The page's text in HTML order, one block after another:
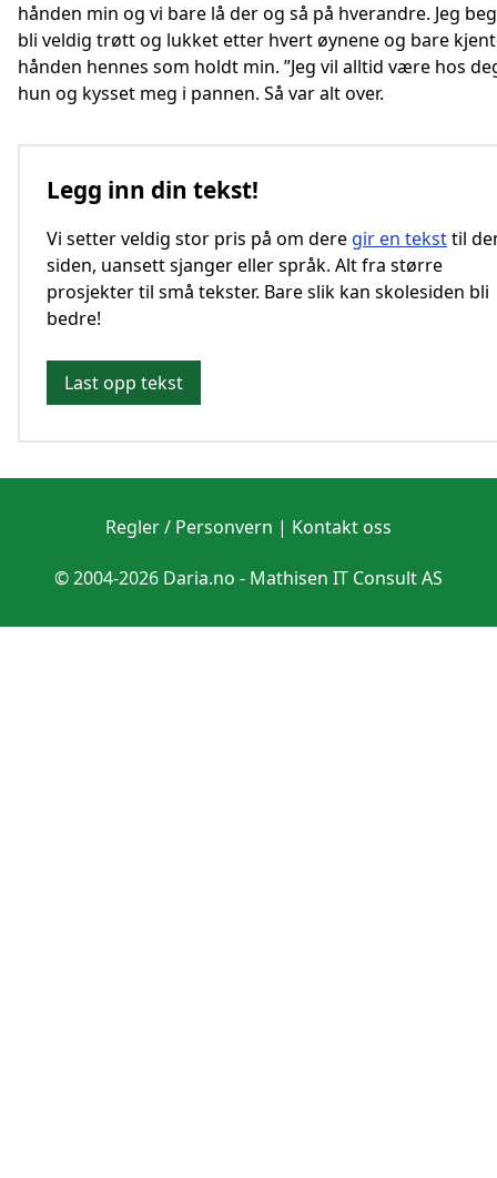
hånden min og vi bare lå der og så på hverandre. Jeg
bli veldig trøtt og lukket etter hvert øynene og bare
hånden hennes som holdt min. ”Jeg vil alltid være hos
hun og kysset meg i pannen. Så var alt over.
Legg inn din tekst!
Vi setter veldig stor pris på om dere gir en teksttil
siden, uansett sjanger eller språk. Alt fra større
prosjekter til små tekster. Bare slik kan skolesiden bli
bedre!
Last opp tekst
Regler / Personvern | Kontakt oss
© 2004-2026 Daria.no - Mathisen IT Consult AS